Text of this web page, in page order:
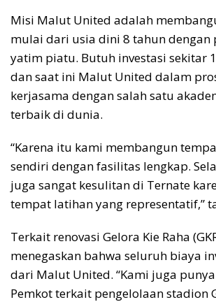
Misi Malut United adalah
mulai dari usia dini 8 tahun dengan
yatim piatu. Butuh investasi sekitar
dan saat ini Malut United dalam
kerjasama dengan salah satu
terbaik di dunia.
“Karena itu kami membangun
sendiri dengan fasilitas lengkap.
juga sangat kesulitan di Ternate
tempat latihan yang representatif,”
Terkait renovasi Gelora Kie Raha
menegaskan bahwa seluruh biaya
dari Malut United. “Kami juga
Pemkot terkait pengelolaan stadion